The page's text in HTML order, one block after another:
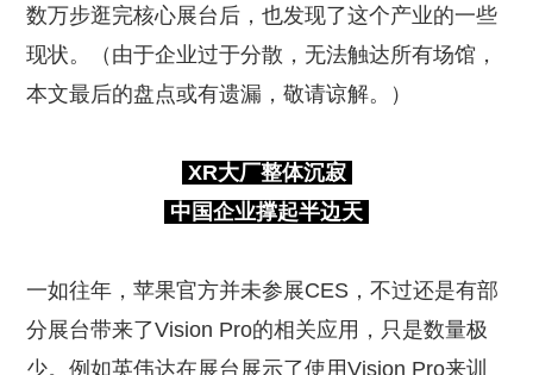
数万步逛完核心展台后，也发现了这个产业的一些
现状。（由于企业过于分散，无法触达所有场馆，
本文最后的盘点或有遗漏，敬请谅解。）
XR大厂整体沉寂
中国企业撑起半边天
一如往年，苹果官方并未参展CES，不过还是有部
分展台带来了Vision Pro的相关应用，只是数量极
少。例如英伟达在展台展示了使用Vision Pro来训